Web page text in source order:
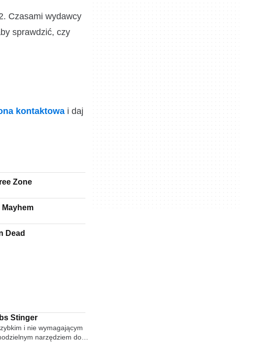
Czasami wydawcy
sprawdzić, czy
kontaktowa i daj
Zone
Mayhem
Dead
Stinger
i nie wymagającym
narzędziem do